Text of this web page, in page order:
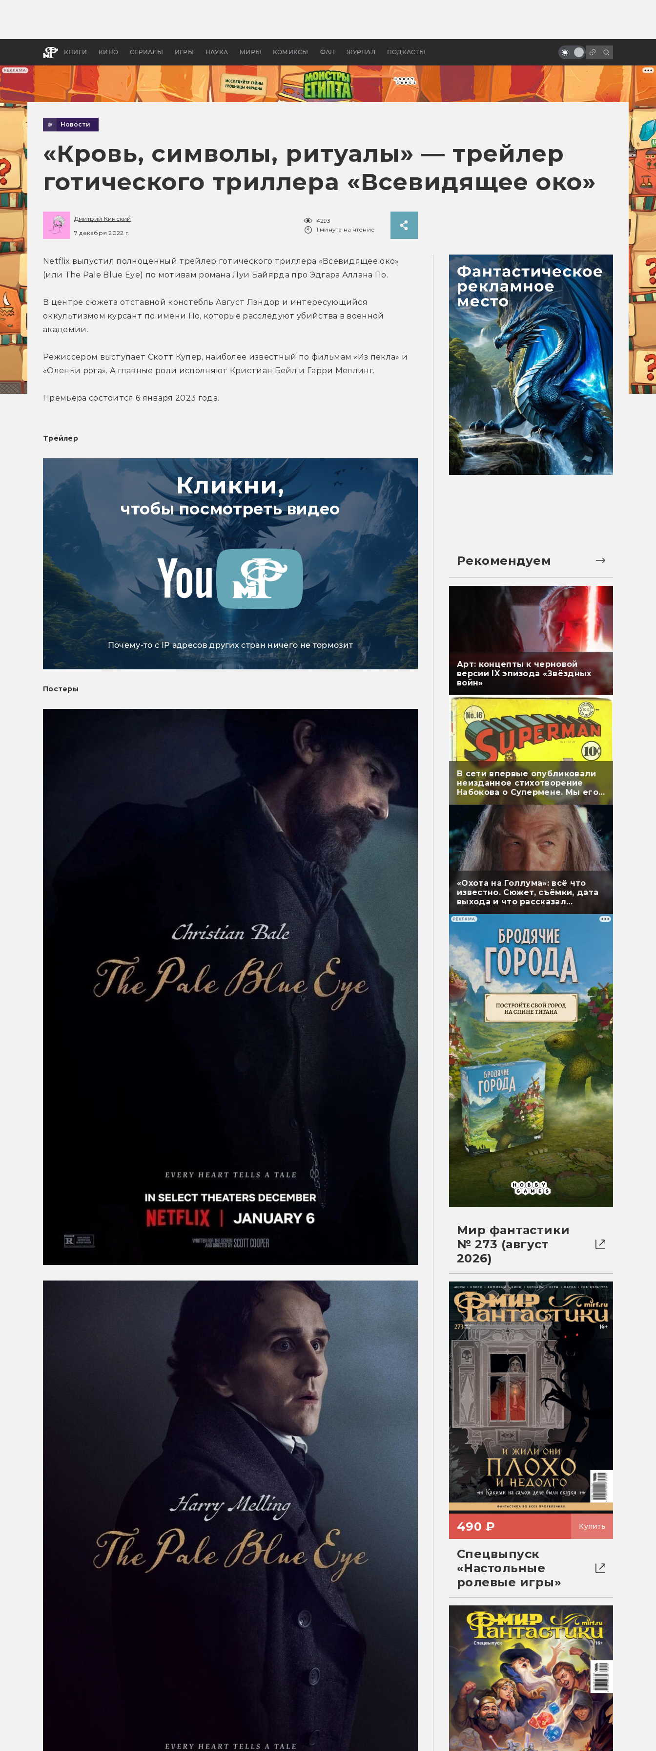
РЕКЛАМА
КНИГИ КИНО СЕРИАЛЫ ИГРЫ НАУКА МИРЫ КОМИКСЫ ФАН ЖУРНАЛ ПОДКАСТЫ
апокалипсис, в России —
бы «Властелина колец»
мультфильмы
Новости
«Кровь, символы, ритуалы» — трейлер
готического триллера «Всевидящее око»
Дмитрий Кинский
7 декабря 2022 г.
4293
1 минута на чтение
Netflix выпустил полноценный трейлер готического триллера «Всевидящее око»
(или The Pale Blue Eye) по мотивам романа Луи Байярда про Эдгара Аллана По.
В центре сюжета отставной констебль Август Лэндор и интересующийся
оккультизмом курсант по имени По, которые расследуют убийства в военной
академии.
Режиссером выступает Скотт Купер, наиболее известный по фильмам «Из пекла» и
«Оленьи рога». А главные роли исполняют Кристиан Бейл и Гарри Меллинг.
Премьера состоится 6 января 2023 года.
Трейлер
Кликни,
чтобы посмотреть видео
Почему-то с IP адресов других стран ничего не тормозит
Постеры
Рекомендуем
Арт: концепты к черновой
версии IX эпизода «Звёздных
войн»
В сети впервые опубликовали
неизданное стихотворение
Набокова о Супермене. Мы его
перевели
«Охота на Голлума»: всё что
известно. Сюжет, съёмки, дата
выхода и что рассказал
РЕКЛАМА
Мир фантастики
№ 273 (август
2026)
490 ₽ Купить
Спецвыпуск
«Настольные
ролевые игры»